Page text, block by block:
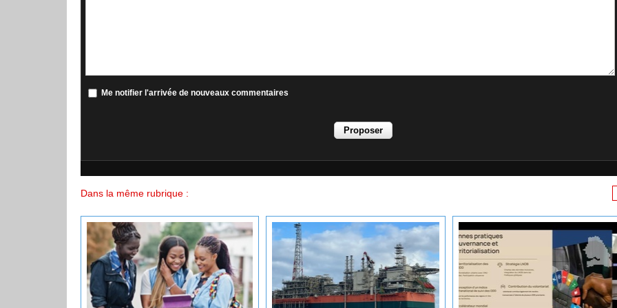
Me notifier l'arrivée de nouveaux commentaires
Dans la même rubrique :